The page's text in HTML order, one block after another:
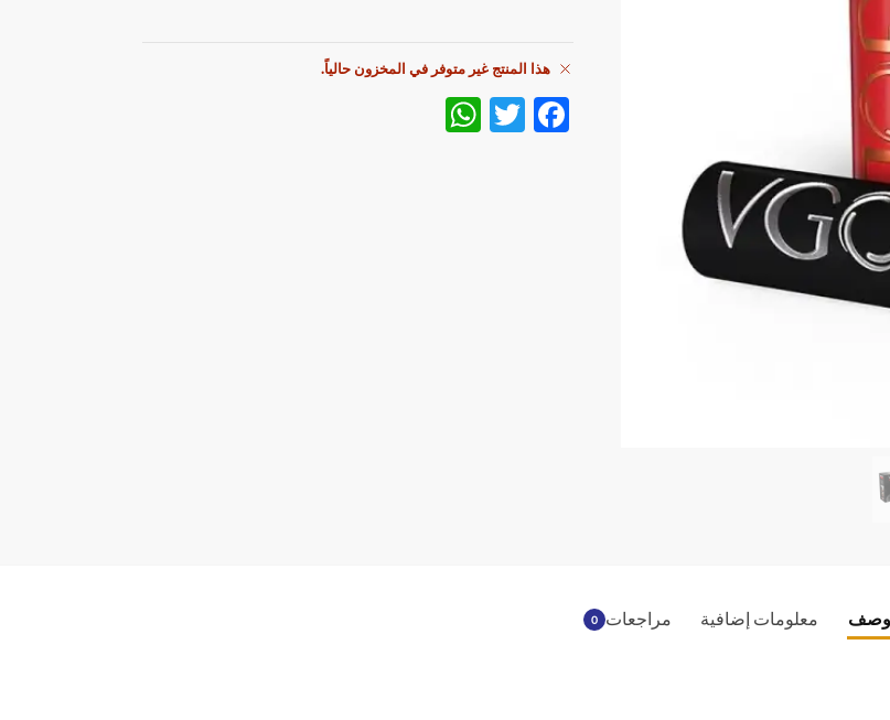
هذا المنتج غير متوفر في المخزون حالياً.
F
T
معلومات إضافية مراجعات 0